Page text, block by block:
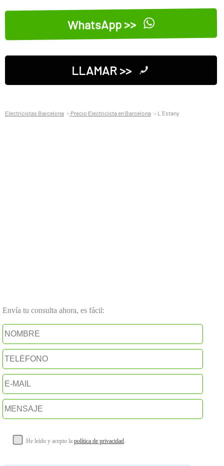
WhatsApp >>
LLAMAR >>
Electricistas Barcelona Precio Electricista en Barcelona L´Estany
Envía tu consulta ahora, es fácil:
He leído y acepto la política de privacidad.